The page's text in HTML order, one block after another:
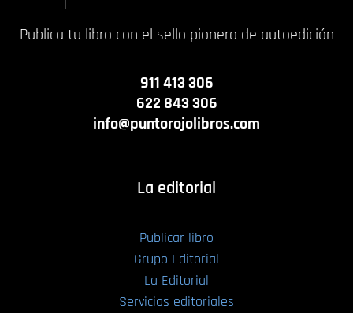
Publica tu libro con el sello pionero de autoedición
911 413 306
622 843 306
info@puntorojolibros.com
La editorial
Publicar libro
Grupo Editorial
La Editorial
Servicios editoriales